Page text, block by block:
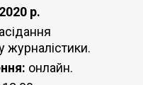
р.
журналістики.
онлайн.